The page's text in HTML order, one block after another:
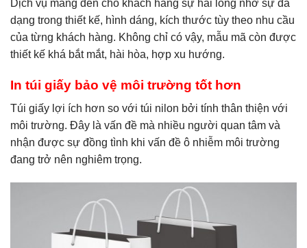
Dịch vụ mang đến cho khách hàng sự hài lòng nhờ sự đa
dạng trong thiết kế, hình dáng, kích thước tùy theo nhu cầu
của từng khách hàng. Không chỉ có vậy, mẫu mã còn được
thiết kế khá bắt mắt, hài hòa, hợp xu hướng.
In túi giấy bảo vệ môi trường tốt hơn
Túi giấy lợi ích hơn so với túi nilon bởi tính thân thiện với
môi trường. Đây là vấn đề mà nhiều người quan tâm và
nhận được sự đồng tình khi vấn đề ô nhiễm môi trường
đang trở nên nghiêm trọng.